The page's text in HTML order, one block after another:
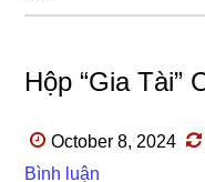
Hộp “Gia Tài”
October 8, 2024
Bình luận